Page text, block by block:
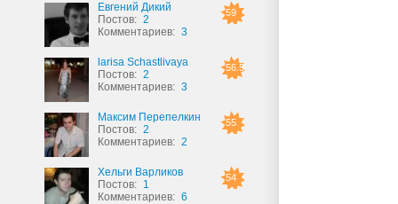
59
Евгений Дикий
Постов: 2
Комментариев: 3
56.5
larisa Schastlivaya
Постов: 2
Комментариев: 3
55
Максим Перепелкин
Постов: 2
Комментариев: 2
54
Хельги Варликов
Постов: 1
Комментариев: 6